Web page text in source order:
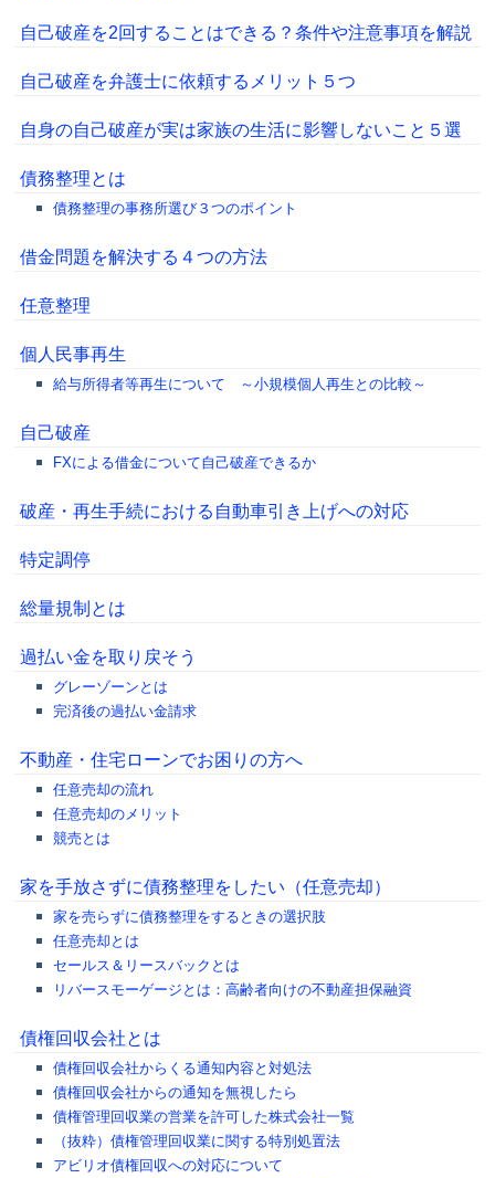
自己破産を2回することはできる？条件や注意事項を解説
自己破産を弁護士に依頼するメリット５つ
自身の自己破産が実は家族の生活に影響しないこと５選
債務整理とは
債務整理の事務所選び３つのポイント
借金問題を解決する４つの方法
任意整理
個人民事再生
給与所得者等再生について ～小規模個人再生との比較～
自己破産
FXによる借金について自己破産できるか
破産・再生手続における自動車引き上げへの対応
特定調停
総量規制とは
過払い金を取り戻そう
グレーゾーンとは
完済後の過払い金請求
不動産・住宅ローンでお困りの方へ
任意売却の流れ
任意売却のメリット
競売とは
家を手放さずに債務整理をしたい（任意売却）
家を売らずに債務整理をするときの選択肢
任意売却とは
セールス＆リースバックとは
リバースモーゲージとは：高齢者向けの不動産担保融資
債権回収会社とは
債権回収会社からくる通知内容と対処法
債権回収会社からの通知を無視したら
債権管理回収業の営業を許可した株式会社一覧
（抜粋）債権管理回収業に関する特別処置法
アビリオ債権回収への対応について